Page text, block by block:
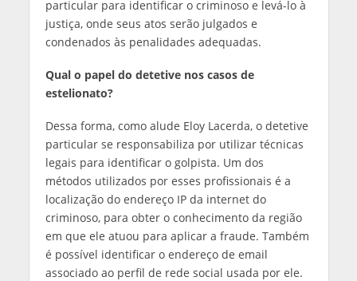
particular para identificar o criminoso e levá-lo à
justiça, onde seus atos serão julgados e
condenados às penalidades adequadas.
Qual o papel do detetive nos casos de
estelionato?
Dessa forma, como alude Eloy Lacerda, o detetive
particular se responsabiliza por utilizar técnicas
legais para identificar o golpista. Um dos
métodos utilizados por esses profissionais é a
localização do endereço IP da internet do
criminoso, para obter o conhecimento da região
em que ele atuou para aplicar a fraude. Também
é possível identificar o endereço de email
associado ao perfil de rede social usada por ele.